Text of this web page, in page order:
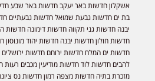
אשקלון חדשות באר יעקב חדשות באר שבע
בת ים חדשות גבעת שמואל חדשות גבעתיים
יבנה חדשות גני תקווה חדשות דימונה
חדשות חולון חדשות יבנה חדשות יהוד מונוסון
חדשות ים המלח חדשות ירוחם חדשות
להבים חדשות לוד חדשות מודיעין מכבים
מזכרת בתיה חדשות מצפה רמון חדשות נס